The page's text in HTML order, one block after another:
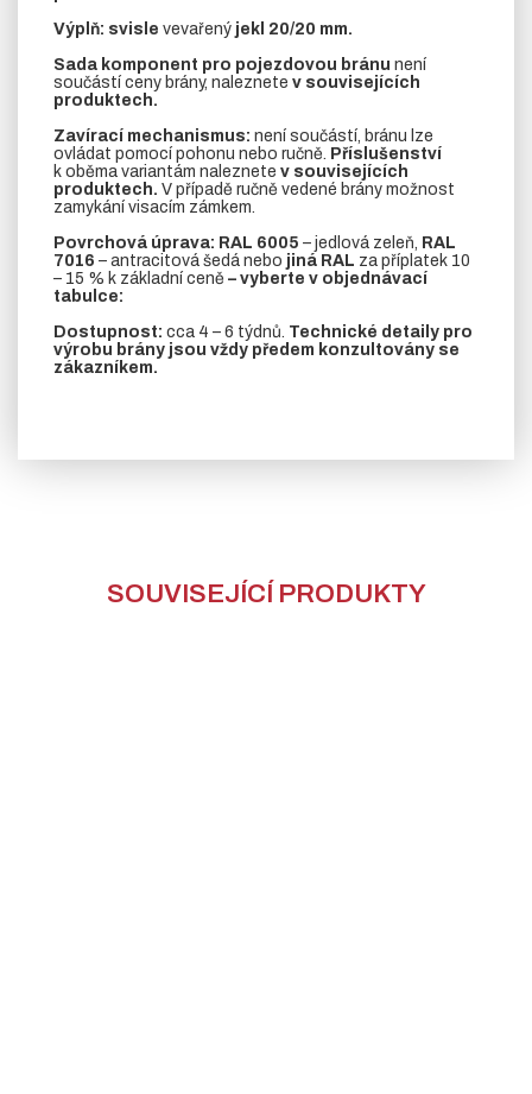
Výplň: svisle vevařený jekl 20/20 mm.
Sada komponent pro pojezdovou bránu není
součástí ceny brány, naleznete v souvisejících
produktech.
Zavírací mechanismus: není součástí, bránu lze
ovládat pomocí pohonu nebo ručně. Příslušenství
k oběma variantám naleznete v souvisejících
produktech. V případě ručně vedené brány možnost
zamykání visacím zámkem.
Povrchová úprava: RAL 6005 – jedlová zeleň, RAL
7016 – antracitová šedá nebo jiná RAL za příplatek 10
– 15 % k základní ceně – vyberte v objednávací
tabulce:
Dostupnost: cca 4 – 6 týdnů. Technické detaily pro
výrobu brány jsou vždy předem konzultovány se
zákazníkem.
SOUVISEJÍCÍ PRODUKTY